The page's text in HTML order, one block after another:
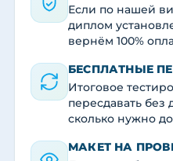
Если по нашей
диплом
вернём 100%
БЕСПЛАТНЫЕ
Итоговое
пересдавать без
сколько нужно до
МАКЕТ НА